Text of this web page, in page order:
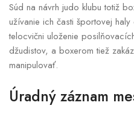
Súd na návrh judo klubu totiž
užívanie ich časti športovej
telocvični uloženie
džudistov, a boxerom tiež
manipulovať.
Úradný záznam